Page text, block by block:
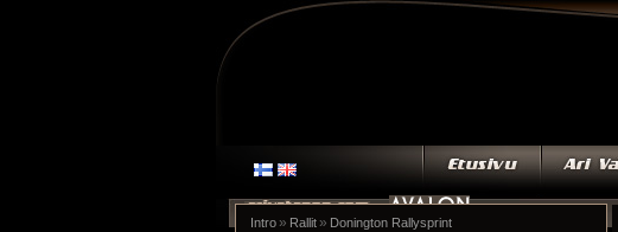
Intro » Rallit » Donington Rallysprint